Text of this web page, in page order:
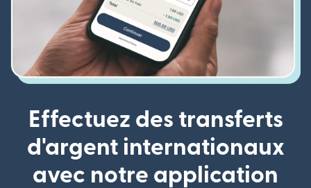
Effectuez des transferts
d'argent internationaux
avec notre application